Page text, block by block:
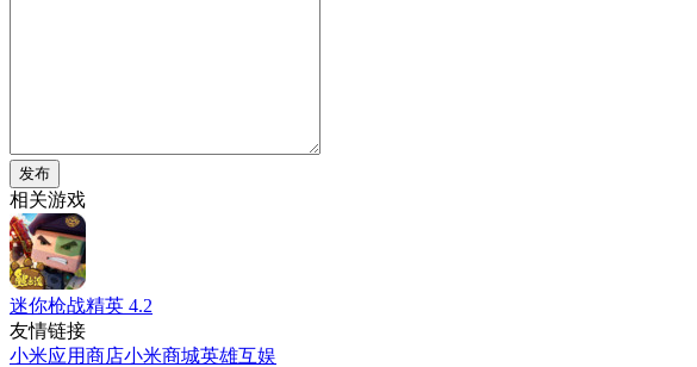
发布
相关游戏
迷你枪战精英 4.2
友情链接
小米应用商店小米商城英雄互娱